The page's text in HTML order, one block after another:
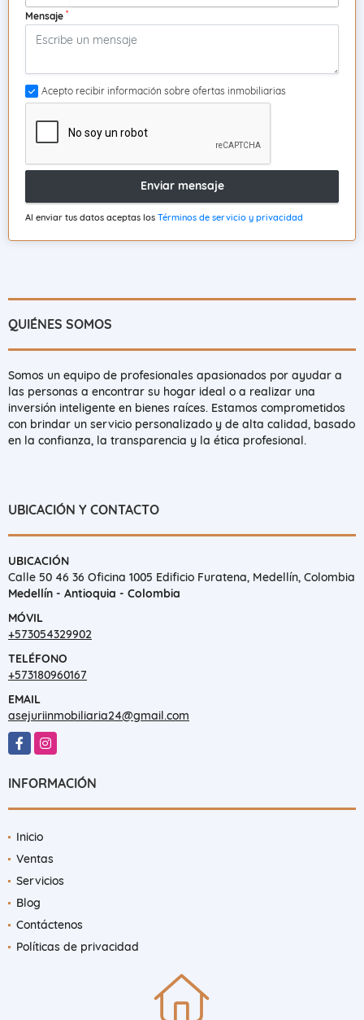
Mensaje *
Acepto recibir información sobre ofertas inmobiliarias
Enviar mensaje
Al enviar tus datos aceptas los Términos de servicio y privacidad
QUIÉNES SOMOS
Somos un equipo de profesionales apasionados por ayudar a
las personas a encontrar su hogar ideal o a realizar una
inversión inteligente en bienes raíces. Estamos comprometidos
con brindar un servicio personalizado y de alta calidad, basado
en la confianza, la transparencia y la ética profesional.
UBICACIÓN Y CONTACTO
UBICACIÓN
Calle 50 46 36 Oficina 1005 Edificio Furatena, Medellín, Colombia
Medellín - Antioquia - Colombia
MÓVIL
+573054329902
TELÉFONO
+573180960167
EMAIL
asejuriinmobiliaria24@gmail.com
FacebookInstagram
INFORMACIÓN
Inicio
Ventas
Servicios
Blog
Contáctenos
Políticas de privacidad